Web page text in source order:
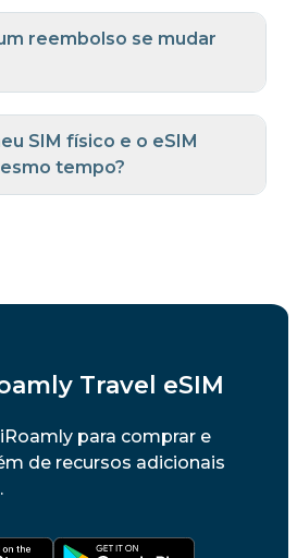
reembolso se mudar
SIM físico e o eSIM
tempo?
Travel eSIM
para comprar e
de recursos adicionais